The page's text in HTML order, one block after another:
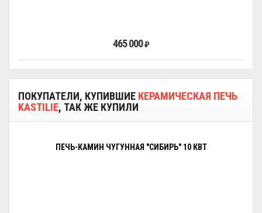
465 000₽
ПОКУПАТЕЛИ, КУПИВШИЕ КЕРАМИЧЕСКАЯ ПЕЧЬ
KASTILIE, ТАК ЖЕ КУПИЛИ
ПЕЧЬ-КАМИН ЧУГУННАЯ "СИБИРЬ" 10 КВТ